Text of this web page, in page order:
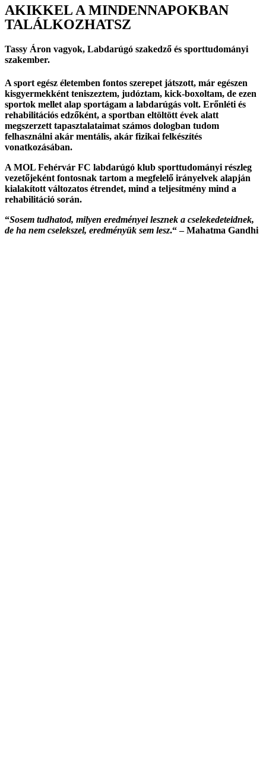
AKIKKEL A MINDENNAPOKBAN
TALÁLKOZHATSZ
Tassy Áron vagyok, Labdarúgó szakedző és sporttudományi
szakember.
A sport egész életemben fontos szerepet játszott, már egészen
kisgyermekként teniszeztem, judóztam, kick-boxoltam, de ezen
sportok mellet alap sportágam a labdarúgás volt. Erőnléti és
rehabilitációs edzőként, a sportban eltöltött évek alatt
megszerzett tapasztalataimat számos dologban tudom
felhasználni akár mentális, akár fizikai felkészítés
vonatkozásában.
A MOL Fehérvár FC labdarúgó klub sporttudományi részleg
vezetőjeként fontosnak tartom a megfelelő irányelvek alapján
kialakított változatos étrendet, mind a teljesítmény mind a
rehabilitáció során.
“Sosem tudhatod, milyen eredményei lesznek a cselekedeteidnek,
de ha nem cselekszel, eredményük sem lesz.“ – Mahatma Gandhi